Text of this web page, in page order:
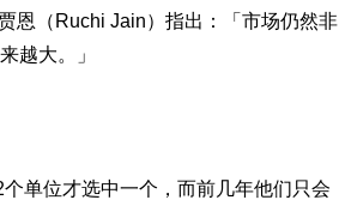
恩（Ruchi Jain）指出：「市场仍然非
越大。」
单位才选中一个，而前几年他们只会